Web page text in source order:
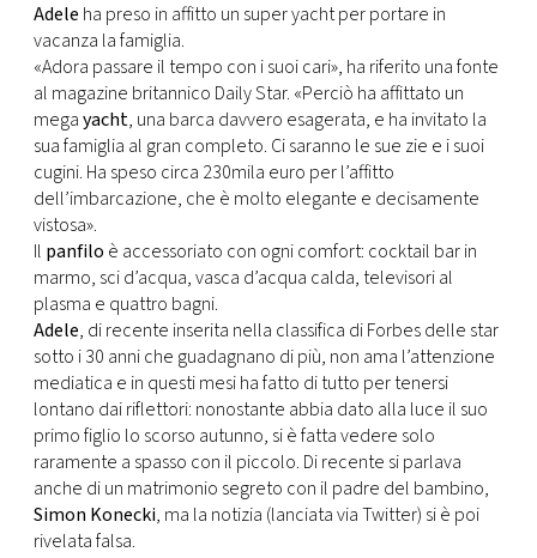
TV
PRINCIPATO
DI
MONACO
RMC
CONSIGLIA
Adele ha preso in affitto un super yacht per portare in
vacanza la famiglia.
«Adora passare il tempo con i suoi cari», ha riferito una fonte
al magazine britannico Daily Star. «Perciò ha affittato un
megayacht, una barca davvero esagerata, e ha invitato la
sua famiglia al gran completo. Ci saranno le sue zie e i suoi
cugini. Ha speso circa 230mila euro per l’affitto
dell’imbarcazione, che è molto elegante e decisamente
vistosa».
Il panfilo è accessoriato con ogni comfort: cocktail bar in
marmo, sci d’acqua, vasca d’acqua calda, televisori al
plasma e quattro bagni.
Adele, di recente inserita nella classifica di Forbes delle star
sotto i 30 anni che guadagnano di più, non ama l’attenzione
mediatica e in questi mesi ha fatto di tutto per tenersi
lontano dai riflettori: nonostante abbia dato alla luce il suo
primo figlio lo scorso autunno, si è fatta vedere solo
raramente a spasso con il piccolo. Di recente si parlava
anche di un matrimonio segreto con il padre del bambino,
Simon Konecki, ma la notizia (lanciata via Twitter) si è poi
rivelata falsa.